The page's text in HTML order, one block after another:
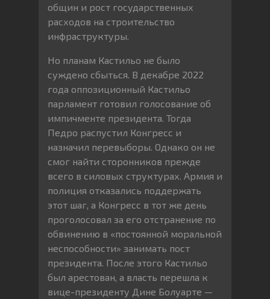
общин и рост государственных
расходов на строительство
инфраструктуры.
Но планам Кастильо не было
суждено сбыться. В декабре 2022
года оппозиционный Кастильо
парламент готовил голосование об
импичменте президента. Тогда
Педро распустил Конгресс и
назначил перевыборы. Однако он не
смог найти сторонников прежде
всего в силовых структурах. Армия и
полиция отказались поддержать
этот шаг, а Конгресс в тот же день
проголосовал за его отстранение по
обвинению в «постоянной моральной
неспособности» занимать пост
президента. После этого Кастильо
был арестован, а власть перешла к
вице-президенту Дине Болуарте —